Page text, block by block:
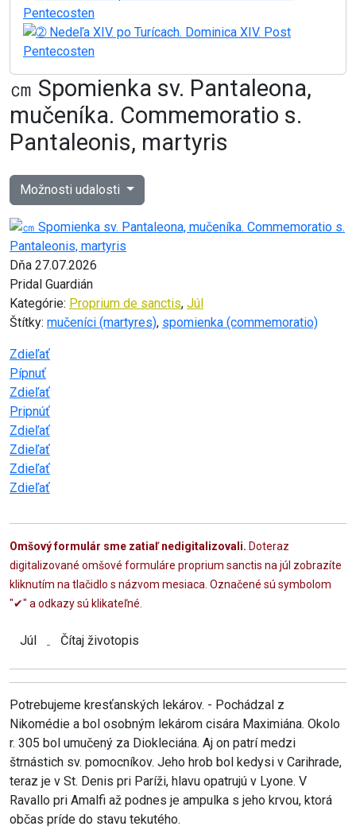
㎝ Spomienka sv. Pantaleona,
mučeníka. Commemoratio s.
Pantaleonis, martyris
Možnosti udalosti
Dňa 27.07.2026
Pridal Guardián
Kategórie: Proprium de sanctis, Júl
Štítky: mučeníci (martyres), spomienka (commemoratio)
Zdieľať
Pípnuť
Zdieľať
Pripnúť
Zdieľať
Zdieľať
Zdieľať
Zdieľať
Omšový formulár sme zatiaľ nedigitalizovali. Doteraz
digitalizované omšové formuláre proprium sanctis na júl zobrazíte
kliknutím na tlačidlo s názvom mesiaca. Označené sú symbolom
"✔" a odkazy sú klikateľné.
Júl Čítaj životopis
Potrebujeme kresťanských lekárov. - Pochádzal z
Nikomédie a bol osobným lekárom cisára Maximiána. Okolo
r. 305 bol umučený za Diokleciána. Aj on patrí medzi
štrnástich sv. pomocníkov. Jeho hrob bol kedysi v Carihrade,
teraz je v St. Denis pri Paríži, hlavu opatrujú v Lyone. V
Ravallo pri Amalfi až podnes je ampulka s jeho krvou, ktorá
občas príde do stavu tekutého.